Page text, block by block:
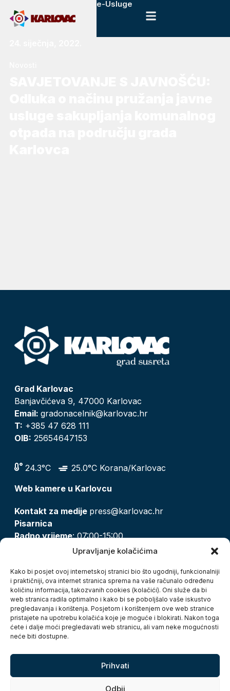
Upravljanje kolačićima
Kako bi posjet ovoj internetskoj stranici bio što ugodniji, funkcionalniji
i praktičniji, ova internet stranica sprema na vaše računalo određenu
količinu informacija, takozvanih cookies (kolačići). Oni služe da bi
web stranica radila optimalno i kako bi se poboljšalo vaše iskustvo
pregledavanja i korištenja. Posjetom i korištenjem ove web stranice
pristajete na upotrebu kolačića koje je moguće i blokirati. Nakon toga
ćete i dalje moći pregledavati web stranicu, ali vam neke mogućnosti
neće biti dostupne.
Prihvati
Odbij
e-Usluge
Grad Karlovac
Banjavčićeva 9, 47000 Karlovac
Email: gradonacelnik@karlovac.hr
T: +385 47 628 111
OIB: 25654647153
24.3°C
25.0°C Korana/Karlovac
Web kamere u Karlovcu
Kontakt za medije press@karlovac.hr
Pisarnica
Radno vrijeme: 07:00-15:00
pisarnica@karlovac.hr
Zaštita osobnih podataka
Pristup informacijama
Kolačići
Izjava o pristupačnosti
Turistička zajednica grada Karlovca